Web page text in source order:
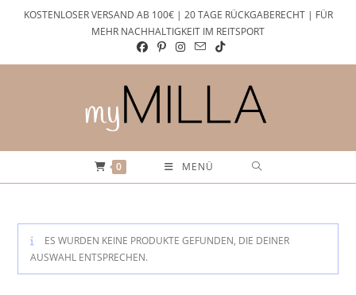
KOSTENLOSER VERSAND AB 100€ | 20 TAGE RÜCKGABERECHT | FÜR
MEHR NACHHALTIGKEIT IM REITSPORT
0 MENÜ
ES WURDEN KEINE PRODUKTE GEFUNDEN, DIE DEINER
AUSWAHL ENTSPRECHEN.